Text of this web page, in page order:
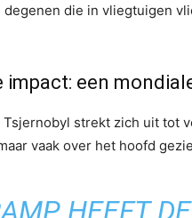
degenen die in vliegtuigen
impact: een
strekt zich uit tot
vaak over het hoofd
HEEFT